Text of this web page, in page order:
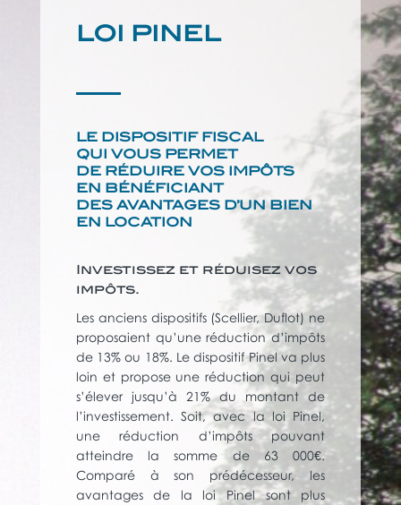
LOI PINEL
LE DISPOSITIF FISCAL
QUI VOUS PERMET
DE RÉDUIRE VOS IMPÔTS
EN BÉNÉFICIANT
DES AVANTAGES D’UN BIEN
EN LOCATION
Investissez et réduisez vos
impôts.
Les anciens dispositifs (Scellier, Duflot) ne
proposaient qu’une réduction d’impôts
de 13% ou 18%. Le dispositif Pinel va plus
loin et propose une réduction qui peut
s’élever jusqu’à 21% du montant de
l’investissement. Soit, avec la loi Pinel,
une réduction d’impôts pouvant
atteindre la somme de 63 000€.
Comparé à son prédécesseur, les
avantages de la loi Pinel sont plus